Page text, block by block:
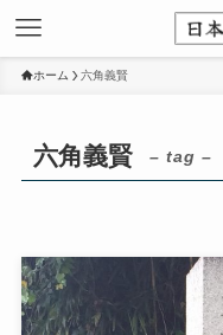
ホーム 六角義賢
六角義賢 – tag –